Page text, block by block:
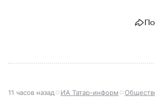
11 часов назад ИА Татар-информ